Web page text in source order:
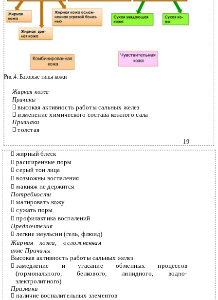
Рис.4. Базовые типы кожи
Жирная кожа
Причины
 высокая активность работы сальных желез
 изменение химического состава кожного сала
Признаки
 толстая
19
 жирный блеск
 расширенные поры
 серый тон лица
 возможны воспаления
 макияж не держится
Потребности
 матировать кожу
 сужать поры
 профилактика воспалений
Предпочтения
 легкие эмульсии (гель, флюид)
Жирная кожа, осложненная
акне Причины
Высокая активность работы сальных желез
 замедление и угасание обменных процессов
(гормонального, белкового, липидного, водно-
электролитного)
Признаки
 наличие воспалительных элементов